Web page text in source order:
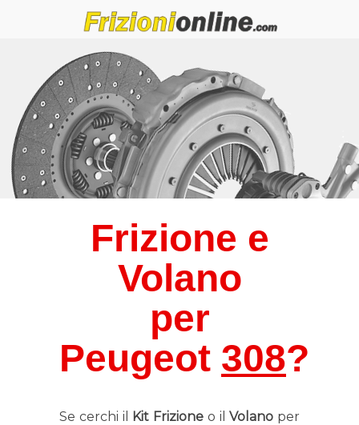
Frizione e
Volano
per
Peugeot 308?
Se cerchi il Kit Frizione o ilVolano per